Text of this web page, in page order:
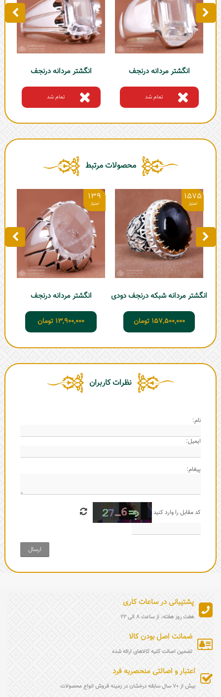
انگشتر مردانه درنجف
تمام شد
انگشتر مردانه درنجف
تمام شد
محصولات مرتبط
1575
انگشتر مردانه شبکه درنجف دودی
157,500,000 تومان
139
انگشتر مردانه درنجف
13,900,000 تومان
نظرات کاربران
نام:
ایمیل:
پیغام:
کد مقابل را وارد کنید
ارسال
پشتیبانی در ساعات کاری
هفت روز هفته، از ساعت 8 الی 22
ضمانت اصل بودن کالا
تضمین اصالت کلیه کالاهای ارائه شده
اعتبار و اصالتی منحصربه فرد
بیش از 70 سال سابقه درخشان در زمینه فروش انواع محصولات